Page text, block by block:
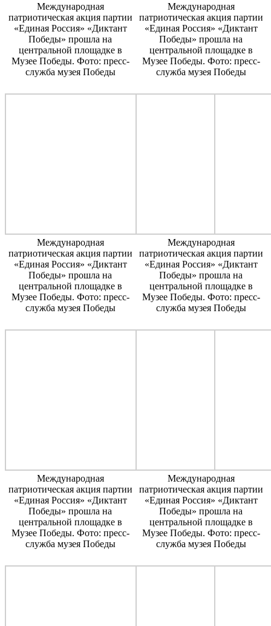
Международная
патриотическая акция партии
«Единая Россия» «Диктант
Победы» прошла на
центральной площадке в
Музее Победы. Фото: пресс-
служба музея Победы
Международная
патриотическая акция партии
«Единая Россия» «Диктант
Победы» прошла на
центральной площадке в
Музее Победы. Фото: пресс-
служба музея Победы
Международная
патриотическая акция партии
«Единая Россия» «Диктант
Победы» прошла на
центральной площадке в
Музее Победы. Фото: пресс-
служба музея Победы
Международная
патриотическая акция партии
«Единая Россия» «Диктант
Победы» прошла на
центральной площадке в
Музее Победы. Фото: пресс-
служба музея Победы
Международная
патриотическая акция партии
«Единая Россия» «Диктант
Победы» прошла на
центральной площадке в
Музее Победы. Фото: пресс-
служба музея Победы
Международная
патриотическая акция партии
«Единая Россия» «Диктант
Победы» прошла на
центральной площадке в
Музее Победы. Фото: пресс-
служба музея Победы